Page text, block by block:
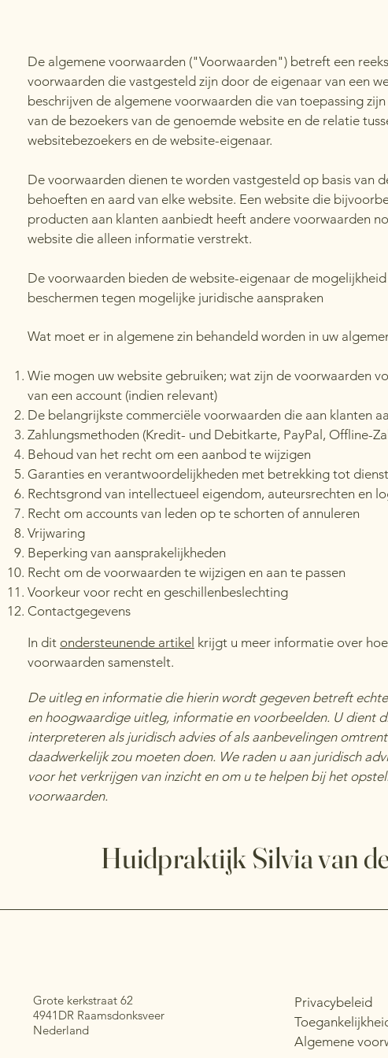
De algemene voorwaarden ("Voorwaarden") betreft een
voorwaarden die vastgesteld zijn door de eigenaar van een
beschrijven de algemene voorwaarden die van toepassing
van de bezoekers van de genoemde website en de relatie
websitebezoekers en de website-eigenaar.
De voorwaarden dienen te worden vastgesteld op basis van
behoeften en aard van elke website. Een website die
producten aan klanten aanbiedt heeft andere voorwaarden
website die alleen informatie verstrekt.
De voorwaarden bieden de website-eigenaar de
beschermen tegen mogelijke juridische aanspraken
Wat moet er in algemene zin behandeld worden in uw
Wie mogen uw website gebruiken; wat zijn de voorwaarden
van een account (indien relevant)
De belangrijkste commerciële voorwaarden die aan klanten
Zahlungsmethoden (Kredit- und Debitkarte, PayPal, Offline-
Behoud van het recht om een aanbod te wijzigen
Garanties en verantwoordelijkheden met betrekking tot
Rechtsgrond van intellectueel eigendom, auteursrechten en
Recht om accounts van leden op te schorten of annuleren
Vrijwaring
Beperking van aansprakelijkheden
Recht om de voorwaarden te wijzigen en aan te passen
Voorkeur voor recht en geschillenbeslechting
Contactgegevens
In dit ondersteunende artikel krijgt u meer informatie over
voorwaarden samenstelt.
De uitleg en informatie die hierin wordt gegeven betreft
en hoogwaardige uitleg, informatie en voorbeelden. U dient
interpreteren als juridisch advies of als aanbevelingen
daadwerkelijk zou moeten doen. We raden u aan juridisch
voor het verkrijgen van inzicht en om u te helpen bij het
voorwaarden.
Huidpraktijk Silvia van
Grote kerkstraat 62
4941DR Raamsdonksveer
Nederland
Privacybeleid
Algemene